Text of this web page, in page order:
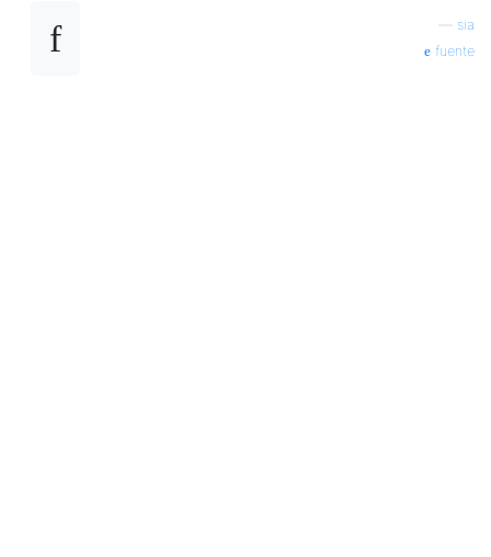
sia
fuente